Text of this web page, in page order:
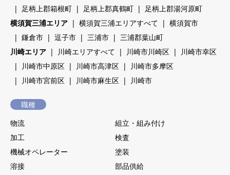
足柄上郡箱根町
足柄上郡真鶴町
足柄上郡湯河原町
横須賀三浦エリア
横須賀三浦エリアすべて
横須賀市
鎌倉市
逗子市 三浦市
三浦郡葉山町
川崎エリア
川崎エリアすべて 川崎市川崎区
川崎市幸区
川崎市中原区
川崎市高津区
川崎市多摩区
川崎市宮前区
川崎市麻生区 川崎市
職種
物流
組立・組み付け
加工
検査
機械オペレーター
塗装
溶接
部品供給